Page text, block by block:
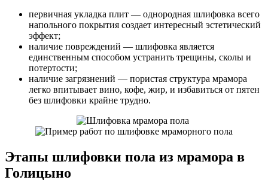
первичная укладка плит — однородная шлифовка всего
напольного покрытия создает интересный эстетический
эффект;
наличие повреждений — шлифовка является
единственным способом устранить трещины, сколы и
потертости;
наличие загрязнений — пористая структура мрамора
легко впитывает вино, кофе, жир, и избавиться от пятен
без шлифовки крайне трудно.
Этапы шлифовки пола из мрамора в
Голицыно